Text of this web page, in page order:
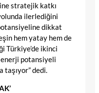
stratejik katkı
ilerlediğini
dikkat
hem yatay hem de
Türkiye’de ikinci
enerji potansiyeli
taşıyor” dedi.